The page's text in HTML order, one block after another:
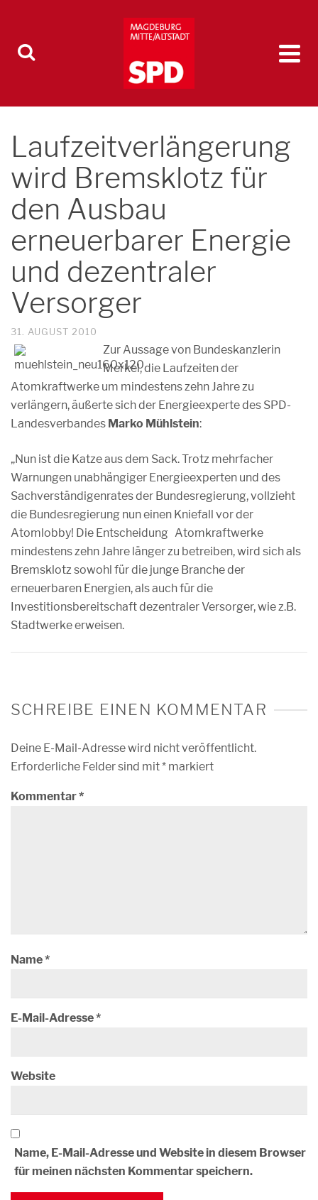
Laufzeitverlängerung
wird Bremsklotz für
den Ausbau
erneuerbarer Energie
und dezentraler
Versorger
31. AUGUST 2010
Zur Aussage von Bundeskanzlerin
Merkel, die Laufzeiten der
Atomkraftwerke um mindestens zehn Jahre zu
verlängern, äußerte sich der Energieexperte des SPD-
Landesverbandes Marko Mühlstein:
„Nun ist die Katze aus dem Sack. Trotz mehrfacher
Warnungen unabhängiger Energieexperten und des
Sachverständigenrates der Bundesregierung, vollzieht
die Bundesregierung nun einen Kniefall vor der
Atomlobby! Die Entscheidung Atomkraftwerke
mindestens zehn Jahre länger zu betreiben, wird sich als
Bremsklotz sowohl für die junge Branche der
erneuerbaren Energien, als auch für die
Investitionsbereitschaft dezentraler Versorger, wie z.B.
Stadtwerke erweisen.
SCHREIBE EINEN KOMMENTAR
Deine E-Mail-Adresse wird nicht veröffentlicht.
Erforderliche Felder sind mit* markiert
Kommentar*
Name*
E-Mail-Adresse*
Website
Name, E-Mail-Adresse und Website in diesem Browser
für meinen nächsten Kommentar speichern.